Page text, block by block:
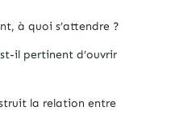
à quoi s’attendre ?
il pertinent d’ouvrir
la relation entre